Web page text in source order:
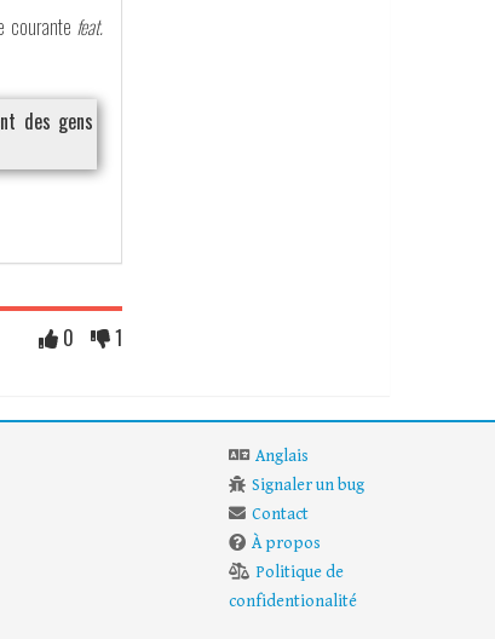
courante feat.
des gens
0 1
Anglais
Signaler un bug
Contact
À propos
Politique de
confidentionalité